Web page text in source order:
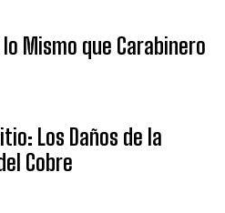
Mismo que Carabinero
Los Daños de la
Cobre